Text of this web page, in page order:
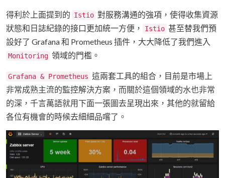
得利於上面提到的 Istio 對服務溝通的強項，使得收集資源
狀態和日誌紀錄的接口更加統一方便，
Istio 甚至替我們預
設好了 Grafana 和 Prometheus 插件，大大降低了我們進入
Monitoring 領域的門檻。
Grafana & Prometheus 這兩套工具的組合，目前是市場上
非常成熟主流的監控解決方案，而關於這個領域的水也非常
的深，千言萬語就用下面一張圖去呈現出來，其他的就留給
各位有機會的時候去細細品嚐了。